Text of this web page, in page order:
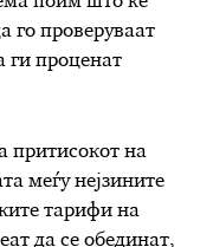
го проверуваат
ги проценат
притисокот на
меѓу нејзините
тарифи на
да се обединат,